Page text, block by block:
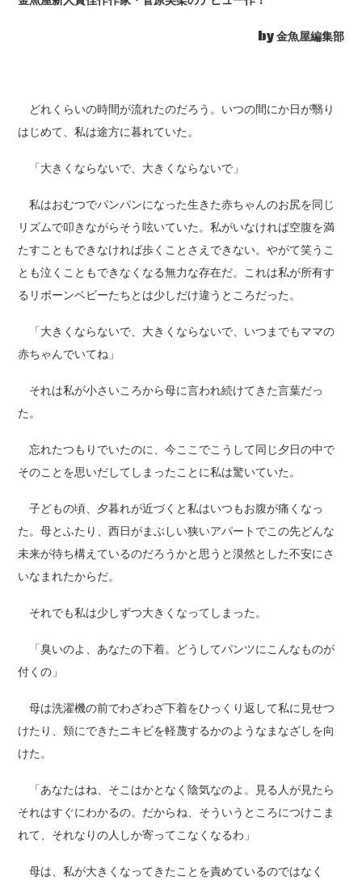
by 金魚屋編集部
どれくらいの時間が流れたのだろう。いつの間にか日が翳り
はじめて、私は途方に暮れていた。
「大きくならないで、大きくならないで」
私はおむつでパンパンになった生きた赤ちゃんのお尻を同じ
リズムで叩きながらそう呟いていた。私がいなければ空腹を満
たすこともできなければ歩くことさえできない。やがて笑うこ
とも泣くこともできなくなる無力な存在だ。これは私が所有す
るリボーンベビーたちとは少しだけ違うところだった。
「大きくならないで、大きくならないで、いつまでもママの
赤ちゃんでいてね」
それは私が小さいころから母に言われ続けてきた言葉だっ
た。
忘れたつもりでいたのに、今ここでこうして同じ夕日の中で
そのことを思いだしてしまったことに私は驚いていた。
子どもの頃、夕暮れが近づくと私はいつもお腹が痛くなっ
た。母とふたり、西日がまぶしい狭いアパートでこの先どんな
未来が待ち構えているのだろうかと思うと漠然とした不安にさ
いなまれたからだ。
それでも私は少しずつ大きくなってしまった。
「臭いのよ、あなたの下着。どうしてパンツにこんなものが
付くの」
母は洗濯機の前でわざわざ下着をひっくり返して私に見せつ
けたり、頬にできたニキビを軽蔑するかのようなまなざしを向
けた。
「あなたはね、そこはかとなく陰気なのよ。見る人が見たら
それはすぐにわかるの。だからね、そういうところにつけこま
れて、それなりの人しか寄ってこなくなるわ」
母は、私が大きくなってきたことを責めているのではなく